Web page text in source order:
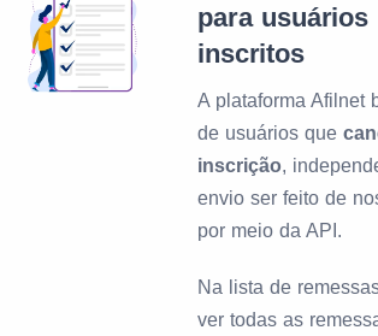
para usuários
inscritos
A plataforma Afilnet
de usuários que
inscrição,
envio ser feito de
por meio da API.
Na lista de
ver todas as